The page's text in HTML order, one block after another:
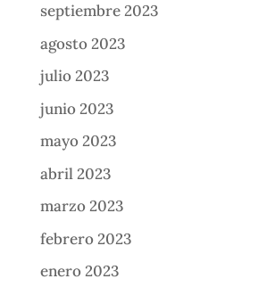
septiembre 2023
agosto 2023
julio 2023
junio 2023
mayo 2023
abril 2023
marzo 2023
febrero 2023
enero 2023